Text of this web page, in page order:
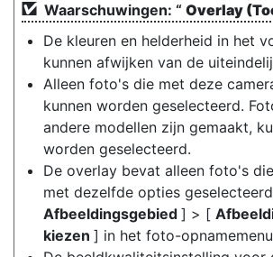
Waarschuwingen: “ Overlay
De kleuren en helderheid in het
kunnen afwijken van de
Alleen foto's die met deze
kunnen worden geselecteerd.
andere modellen zijn gemaakt,
worden geselecteerd.
De overlay bevat alleen foto's
met dezelfde opties
Afbeeldingsgebied ] > [
kiezen ] in het foto-